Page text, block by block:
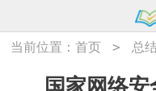
当前位置：首页 > 总